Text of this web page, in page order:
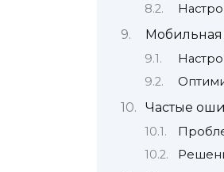
Мобильная
Частые